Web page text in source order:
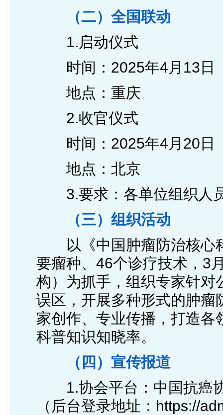
（二）全国联动
1.启动仪式
时间：2025年4月13日
地点：重庆
2.收官仪式
时间：2025年4月20日
地点：北京
3.要求：各单位组织人
（三）组织活动
以《中国肿瘤防治核心
要瘤种、46个诊疗技术，3
构）为抓手，组织专家针对
误区，开展多种形式的肿瘤
家创作、专业传播，打造
科普知识知晓率。
（四）宣传报道
1.协会平台： 中国抗癌
（后台登录地址： https://